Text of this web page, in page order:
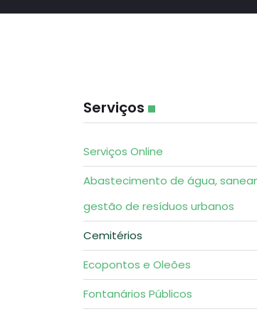
Serviços
Serviços Online
Abastecimento de água,
gestão de resíduos urbanos
Cemitérios
Ecopontos e Oleões
Fontanários Públicos